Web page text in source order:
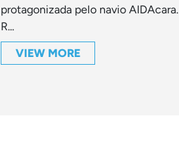
protagonizada pelo navio AIDAcara.
R...
VIEW MORE